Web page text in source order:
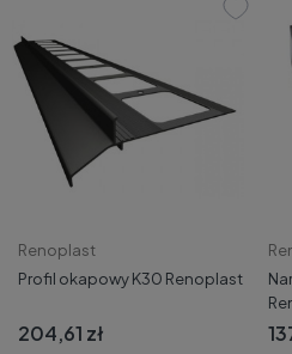
Renoplast
Profil okapowy K30 Renoplast
204,61 zł